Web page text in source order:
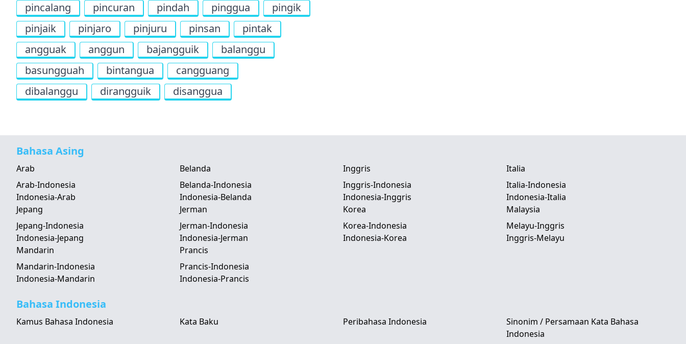
pincalang pincuran pindah pinggua
pingik
pinjaik
pinjaro pinjuru pinsan
pintak
angguak
anggun bajangguik
balanggu
basungguah
bintangua
cangguang
dibalanggu
dirangguik disanggua
Bahasa Asing
Arab
Arab-Indonesia
Indonesia-Arab
Belanda
Belanda-Indonesia
Indonesia-Belanda
Inggris
Inggris-Indonesia
Indonesia-Inggris
Italia
Italia-Indonesia
Indonesia-Italia
Jepang
Jepang-Indonesia
Indonesia-Jepang
Jerman
Jerman-Indonesia
Indonesia-Jerman
Korea
Korea-Indonesia
Indonesia-Korea
Malaysia
Melayu-Inggris
Inggris-Melayu
Mandarin
Mandarin-Indonesia
Indonesia-Mandarin
Prancis
Prancis-Indonesia
Indonesia-Prancis
Bahasa Indonesia
Kamus Bahasa Indonesia Kata Baku Peribahasa Indonesia
Sinonim / Persamaan Kata Bahasa
Indonesia